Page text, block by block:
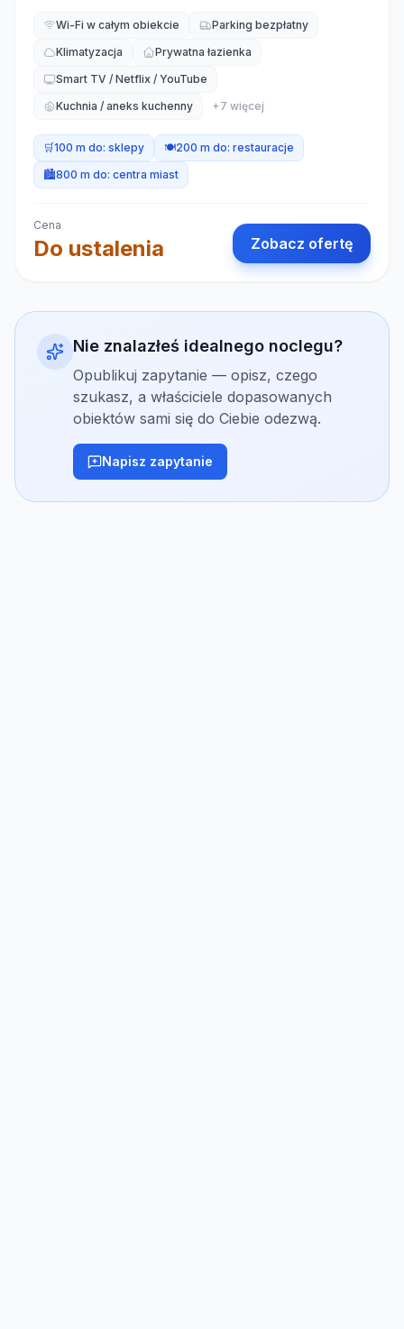
Wi-Fi w całym obiekcie
Parking bezpłatny
Klimatyzacja
Prywatna łazienka
Smart TV / Netflix / YouTube
Kuchnia / aneks kuchenny
+7 więcej
🛒100 m do: sklepy 🍽️200 m do: restauracje
🏙️800 m do: centra miast
Cena
Do ustalenia Zobacz ofertę
Nie znalazłeś idealnego noclegu?
Opublikuj zapytanie — opisz, czego
szukasz, a właściciele dopasowanych
obiektów sami się do Ciebie odezwą.
Napisz zapytanie